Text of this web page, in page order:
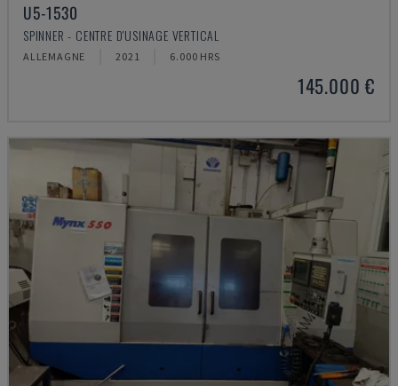
U5-1530
SPINNER - CENTRE D'USINAGE VERTICAL
ALLEMAGNE 2021 6.000 HRS
145.000 €